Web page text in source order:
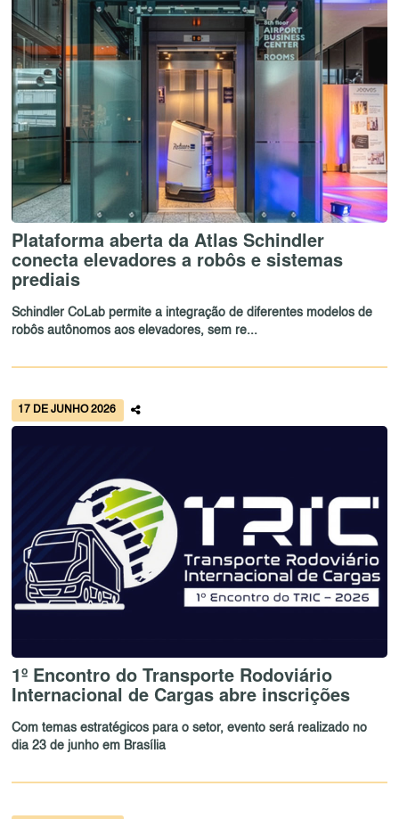
Plataforma aberta da Atlas Schindler
conecta elevadores a robôs e sistemas
prediais
Schindler CoLab permite a integração de diferentes modelos de
robôs autônomos aos elevadores, sem re...
17 DE JUNHO 2026
1º Encontro do Transporte Rodoviário
Internacional de Cargas abre inscrições
Com temas estratégicos para o setor, evento será realizado no
dia 23 de junho em Brasília